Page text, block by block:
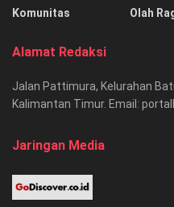
Komunitas
Olah
Alamat Redaksi
Jalan Pattimura, Kelurahan
Kalimantan Timur. Email:
Jaringan Media